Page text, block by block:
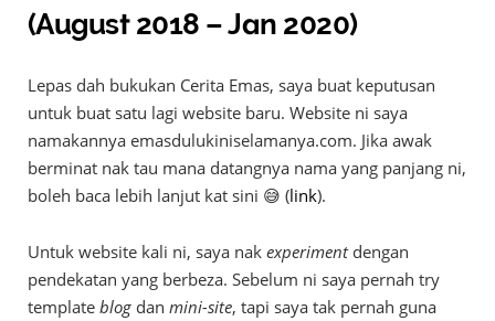
(August 2018 – Jan 2020)
Lepas dah bukukan Cerita Emas, saya buat keputusan
untuk buat satu lagi website baru. Website ni saya
namakannya emasdulukiniselamanya.com. Jika awak
berminat nak tau mana datangnya nama yang panjang ni,
boleh baca lebih lanjut kat sini 😅 (link).
Untuk website kali ni, saya nak experimentdengan
pendekatan yang berbeza. Sebelum ni saya pernah try
template blog dan mini-site, tapi saya tak pernah guna